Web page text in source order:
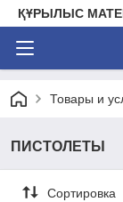
ҚҰРЫЛЫС
Товары и
ПИСТОЛЕТЫ
Сортировка